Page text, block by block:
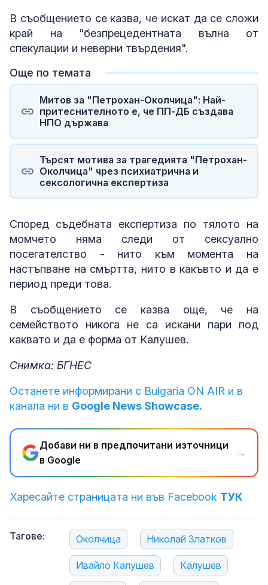
В съобщението се казва, че искат да се сложи
край на "безпрецедентната вълна от
спекулации и неверни твърдения".
Още по темата
Митов за "Петрохан-Околчица": Най-
притеснителното е, че ПП-ДБ създава
НПО държава
Търсят мотива за трагедията "Петрохан-
Околчица" чрез психиатрична и
сексологична експертиза
Според съдебната експертиза по тялото на
момчето няма следи от сексуално
посегателство - нито към момента на
настъпване на смъртта, нито в какъвто и да е
период преди това.
В съобщението се казва още, че на
семейството никога не са искани пари под
каквато и да е форма от Калушев.
Снимка: БГНЕС
Останете информирани с Bulgaria ON AIR и в
канала ни в Google News Showcase.
Добави ни в предпочитани източници
в Google
→
Харесайте страницата ни във Facebook ТУК
Тагове: Околчица Николай Златков
Ивайло Калушев Калушев